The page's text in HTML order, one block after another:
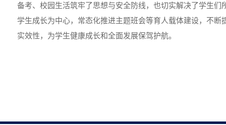
备考、校园生活筑牢了思想与安全防线，也切实解决了学生们
学生成长为中心，常态化推进主题班会等育人载体建设，不断
实效性，为学生健康成长和全面发展保驾护航。